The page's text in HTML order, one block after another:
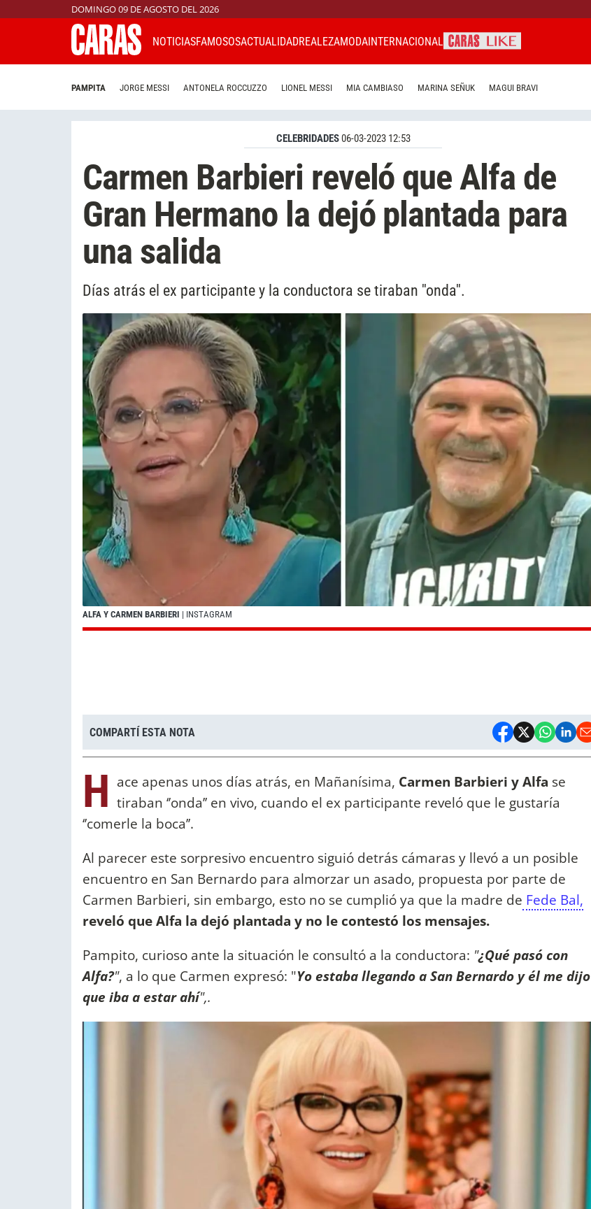
DOMINGO 09 DE AGOSTO DEL 2026
NOTICIASFAMOSOSACTUALIDADREALEZAMODAINTERNACIONAL
PAMPITA JORGE MESSI ANTONELA ROCCUZZO LIONEL MESSI MIA CAMBIASO MARINA SEÑUK MAGUI BRAVI
CELEBRIDADES06-03-2023 12:53
Carmen Barbieri reveló que Alfa de
Gran Hermano la dejó plantada para
una salida
Días atrás el ex participante y la conductora se tiraban ''onda''.
ALFA Y CARMEN BARBIERI | INSTAGRAM
COMPARTÍ ESTA NOTA
H ace apenas unos días atrás, en Mañanísima, Carmen Barbieri y Alfa se
tiraban ‘’onda’’ en vivo, cuando el ex participante reveló que le gustaría
‘’comerle la boca’’.
Al parecer este sorpresivo encuentro siguió detrás cámaras y llevó a un posible
encuentro en San Bernardo para almorzar un asado, propuesta por parte de
Carmen Barbieri, sin embargo, esto no se cumplió ya que la madre de Fede Bal,
reveló que Alfa la dejó plantada y no le contestó los mensajes.
Pampito, curioso ante la situación le consultó a la conductora: "¿Qué pasó con
Alfa?", a lo que Carmen expresó: "Yo estaba llegando a San Bernardo y él me dijo
que iba a estar ahí",.